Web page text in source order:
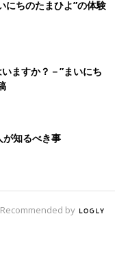
にちのたまひよ”の体験
ますか？－”まいにち
が知るべき事
Recommended by